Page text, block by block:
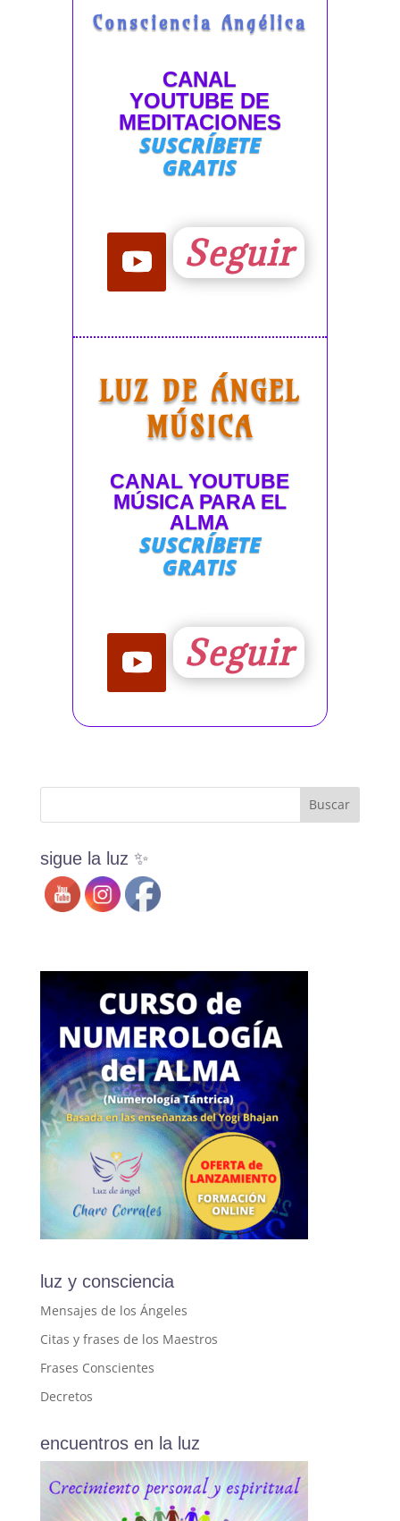
Consciencia Angélica
CANAL
YOUTUBE DE
MEDITACIONES
SUSCRÍBETE
GRATIS
Seguir
LUZ DE ÁNGEL
MÚSICA
CANAL YOUTUBE
MÚSICA PARA EL
ALMA
SUSCRÍBETE
GRATIS
Seguir
sigue la luz ✨
luz y consciencia
Mensajes de los Ángeles
Citas y frases de los Maestros
Frases Conscientes
Decretos
encuentros en la luz